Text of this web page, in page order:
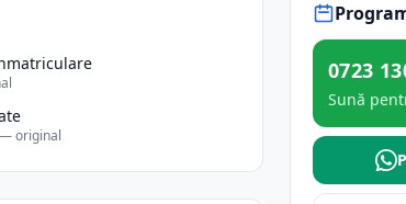
original
0723
Sună